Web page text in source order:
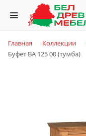
Главная Коллекции
Буфет BA 125 00 (тумба)